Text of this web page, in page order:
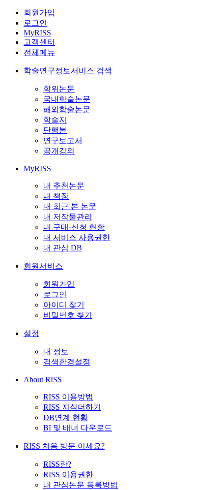
회원가입
로그인
MyRISS
고객센터
전체메뉴
학술연구정보서비스 검색
학위논문
국내학술논문
해외학술논문
학술지
단행본
연구보고서
공개강의
MyRISS
내 추천논문
내 책장
내 최근 본 논문
내 저작물관리
내 구매·신청 현황
내 서비스 사용권한
내 관심 DB
회원서비스
회원가입
로그인
아이디 찾기
비밀번호 찾기
설정
내 정보
검색환경설정
About RISS
RISS 이용방법
RISS 지식더하기
DB연계 현황
BI 및 배너 다운로드
RISS 처음 방문 이세요?
RISS란?
RISS 이용권한
내 관심논문 등록방법